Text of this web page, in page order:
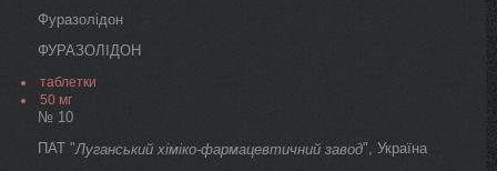
Фуразолідон
ФУРАЗОЛІДОН
таблетки
50 мг
№ 10
ПАТ "Луганський хіміко-фармацевтичний завод", Україна